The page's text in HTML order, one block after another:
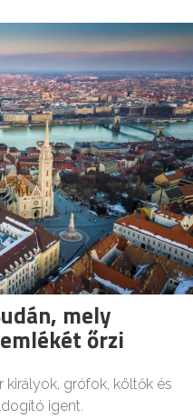
mely
őrzi
grófok, költők és
igent.